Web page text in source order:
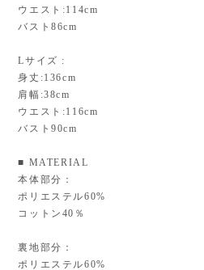
ウエスト:114cm
バスト86cm
Lサイズ :
身丈:136cm
肩幅:38cm
ウエスト:116cm
バスト90cm
■ MATERIAL
本体部分：
ポリエステル60%
コットン40％
裏地部分：
ポリエステル60%